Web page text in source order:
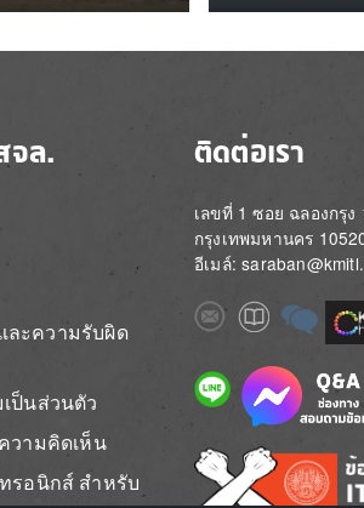
จล.
ะความรับผิด
ป็นส่วนตัว
วามคิดเห็น
รอนิกส์ สำหรับ
ติดต่อเรา
เลขที่ 1 ซอย ฉลองกรุ
กรุงเทพมหานคร
อีเมล์:
ImageImageImage
Image Image
Image